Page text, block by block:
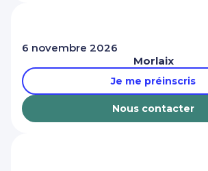
6 novembre 2026
Morlaix
Je me préinscris
Nous contacter